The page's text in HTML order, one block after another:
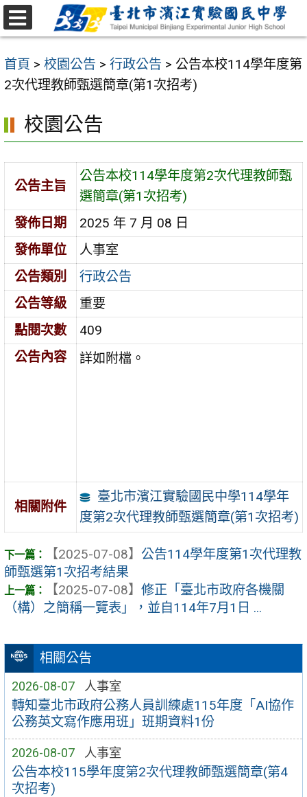
跳
至
要
內
區
首頁 > 校園公告 > 行政公告 > 公告本校114學年度第
2次代理教師甄選簡章(第1次招考)
相關公告
2026-08-07 人事室
轉知臺北市政府公務人員訓練處115年度「AI協作
公務英文寫作應用班」班期資料1份
2026-08-07 人事室
公告本校115學年度第2次代理教師甄選簡章(第4
次招考)
校園公告
公告主旨
公告本校114學年度第2次代理教師甄
選簡章(第1次招考)
發佈日期
2025 年 7 月 08 日
發佈單位
人事室
公告類別
行政公告
公告等級
重要
點閱次數
409
公告內容
詳如附檔。
相關附件
臺北市濱江實驗國民中學114學年
度第2次代理教師甄選簡章(第1次招考)
【2025-07-08】 公告114學年度第1次代理教
師甄選第1次招考結果
【2025-07-08】 修正「臺北市政府各機關
（構）之簡稱一覽表」，並自114年7月1日 ...
選
單